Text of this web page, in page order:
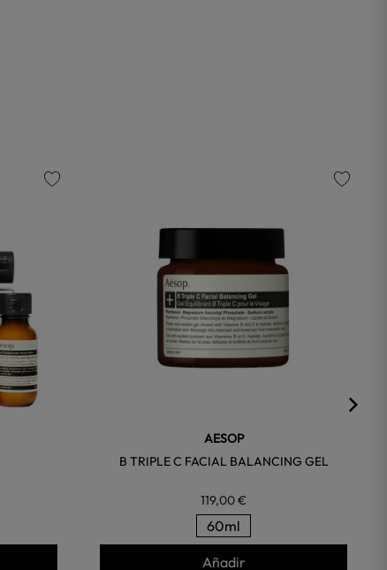
AESOP
B TRIPLE C FACIAL BALANCING GEL
119,00 €
60ml
Añadir